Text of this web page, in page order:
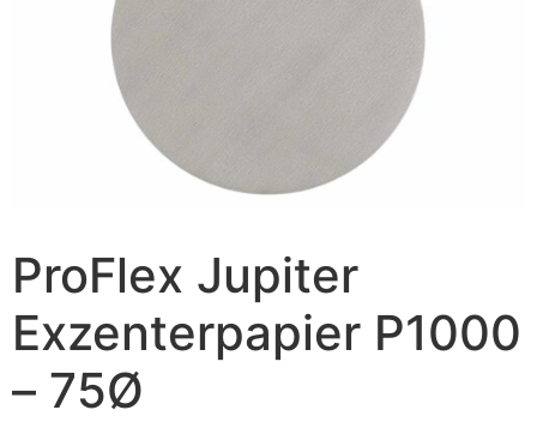
ProFlex Jupiter
Exzenterpapier P1000
– 75Ø